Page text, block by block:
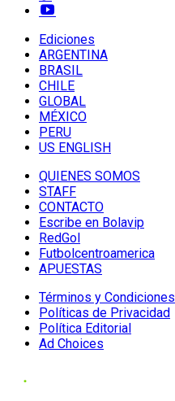
Ediciones
ARGENTINA
BRASIL
CHILE
GLOBAL
MÉXICO
PERU
US ENGLISH
QUIENES SOMOS
STAFF
CONTACTO
Escribe en Bolavip
RedGol
Futbolcentroamerica
APUESTAS
Términos y Condiciones
Políticas de Privacidad
Política Editorial
Ad Choices